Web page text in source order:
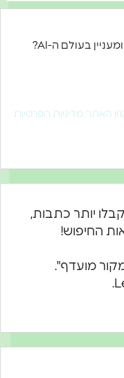
רוצים לקבל עדכונים על כל מה שחדש ומעניין בעולם ה-AI?
מדיניות הפרטיות
יותר כתבות,
מועדף".